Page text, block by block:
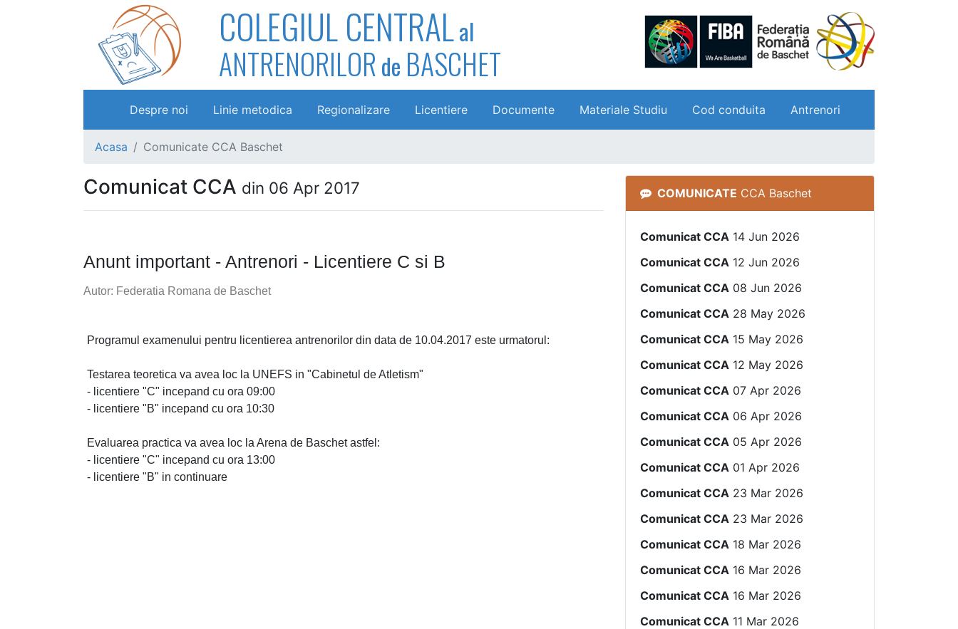
COLEGIUL CENTRALal
ANTRENORILORde BASCHET
Despre noi Linie metodica Regionalizare Licentiere Documente Materiale Studiu Cod conduita Antrenori
Acasa Comunicate CCA Baschet
Comunicat CCA din 06 Apr 2017
Anunt important - Antrenori - Licentiere C si B
Autor: Federatia Romana de Baschet
Programul examenului pentru licentierea antrenorilor din data de 10.04.2017 este urmatorul:
Testarea teoretica va avea loc la UNEFS in "Cabinetul de Atletism"
- licentiere "C" incepand cu ora 09:00
- licentiere "B" incepand cu ora 10:30
Evaluarea practica va avea loc la Arena de Baschet astfel:
- licentiere "C" incepand cu ora 13:00
- licentiere "B" in continuare
COMUNICATE CCA Baschet
Comunicat CCA 14 Jun 2026
Comunicat CCA 12 Jun 2026
Comunicat CCA 08 Jun 2026
Comunicat CCA 28 May 2026
Comunicat CCA 15 May 2026
Comunicat CCA 12 May 2026
Comunicat CCA 07 Apr 2026
Comunicat CCA 06 Apr 2026
Comunicat CCA 05 Apr 2026
Comunicat CCA 01 Apr 2026
Comunicat CCA 23 Mar 2026
Comunicat CCA 23 Mar 2026
Comunicat CCA 18 Mar 2026
Comunicat CCA 16 Mar 2026
Comunicat CCA 16 Mar 2026
Comunicat CCA 11 Mar 2026